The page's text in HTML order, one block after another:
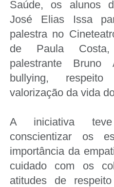
Saúde, os alunos
José Elias Issa
palestra no
de Paula
palestrante Bruno
bullying,
valorização da vida
A iniciativa
conscientizar os
importância da
cuidado com os
atitudes de